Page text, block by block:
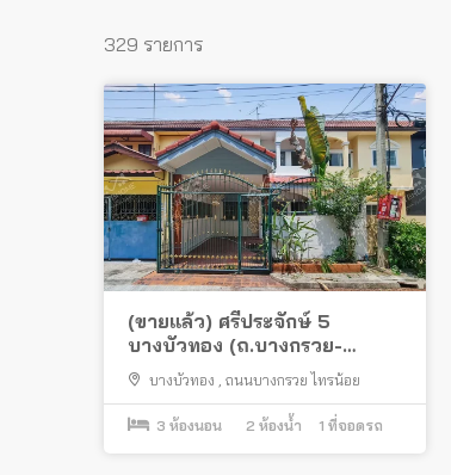
329 รายการ
(ขายแล้ว) ศรีประจักษ์ 5
บางบัวทอง (ถ.บางกรวย-
ไทรน้อย) ต่อเติมครบพร้อมอยู่
บางบัวทอง ถนนบางกรวย ไทรน้อย
3 ห้องนอน 2 ห้องน้ำ 1 ที่จอดรถ